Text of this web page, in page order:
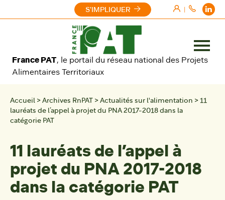
|
France PAT, le portail du réseau national des Projets
Alimentaires Territoriaux
S'IMPLIQUER
Ouvrir
le
Accueil > Archives RnPAT > Actualités sur l'alimentation > 11
lauréats de l’appel à projet du PNA 2017-2018 dans la
catégorie PAT
11 lauréats de l’appel à
projet du PNA 2017-2018
dans la catégorie PAT